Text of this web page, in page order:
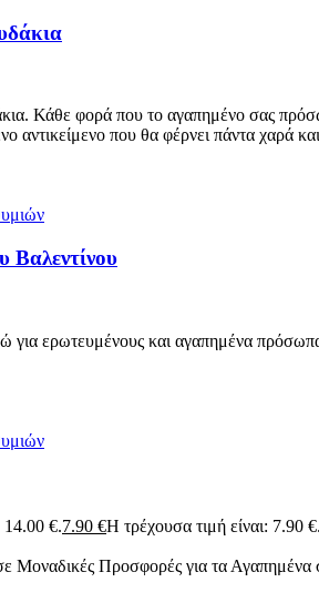
Κάθε φορά που το αγαπημένο σας
αντικείμενο που θα φέρνει πάντα χαρά
Βαλεντίνου
ερωτευμένους και αγαπημένα
€.7.90 €Η τρέχουσα τιμή είναι: 7.90 €.
Μοναδικές Προσφορές για τα